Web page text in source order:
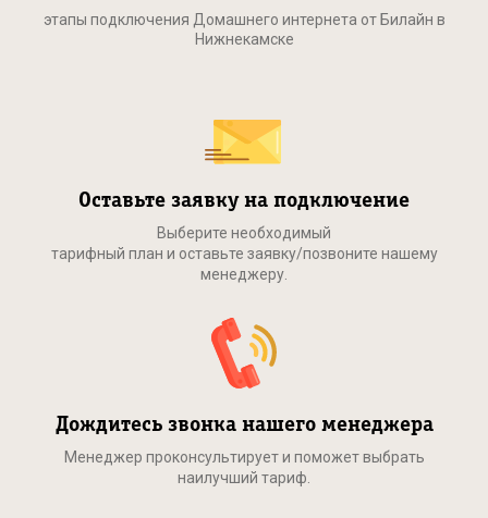
этапы подключения Домашнего интернета от Билайн в
Нижнекамске
Оставьте заявку на подключение
Выберите необходимый
тарифный план и оставьте заявку/позвоните нашему
менеджеру.
Дождитесь звонка нашего менеджера
Менеджер проконсультирует и поможет выбрать
наилучший тариф.